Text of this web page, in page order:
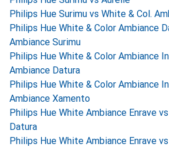
Philips Hue Surimu vs White & Col.
Philips Hue White & Color Ambiance
Ambiance Surimu
Philips Hue White & Color Ambiance
Ambiance Datura
Philips Hue White & Color Ambiance
Ambiance Xamento
Philips Hue White Ambiance Enrave
Datura
Philips Hue White Ambiance Enrave